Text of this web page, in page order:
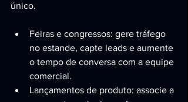
único.
Feiras e congressos: gere tráfego
no estande, capte leads e aumente
o tempo de conversa com a equipe
comercial.
Lançamentos de produto: associe a